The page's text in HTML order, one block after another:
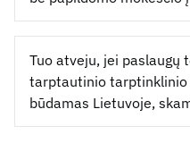
Tuo atveju, jei paslaugų
tarptautinio tarptinklinio
būdamas Lietuvoje,